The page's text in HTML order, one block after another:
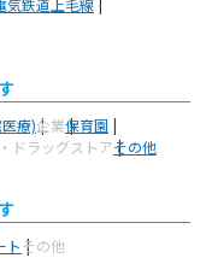
気鉄道上毛線
療)企業保育園
ドラッグストアその他
トその他